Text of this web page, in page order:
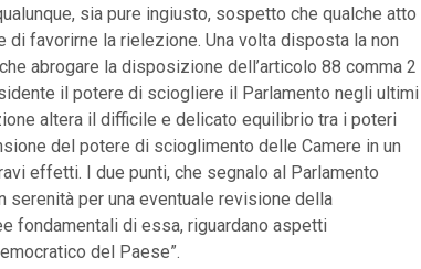
sia pure ingiusto, sospetto che qualche atto
favorirne la rielezione. Una volta disposta la non
abrogare la disposizione dell’articolo 88 comma 2
il potere di sciogliere il Parlamento negli ultimi
altera il difficile e delicato equilibrio tra i poteri
del potere di scioglimento delle Camere in un
effetti. I due punti, che segnalo al Parlamento
serenità per una eventuale revisione della
fondamentali di essa, riguardano aspetti
del Paese”.